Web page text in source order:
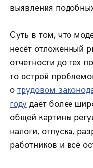
выявления
Суть в том, что
несёт отложенный
отчетности до тех
то острой
о трудовом
годудаёт более
общей картины
налоги, отпуска,
работников и всё